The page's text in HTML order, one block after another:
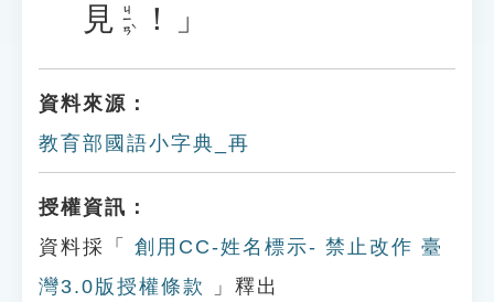
見 ㄐㄧㄢˋ ！」
資料來源：
教育部國語小字典_再
授權資訊：
資料採「
創用CC-姓名標示- 禁止改作 臺
灣3.0版授權條款
」釋出